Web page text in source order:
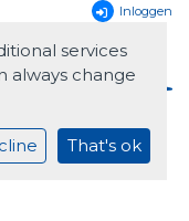
Inloggen
services
always change
That's ok